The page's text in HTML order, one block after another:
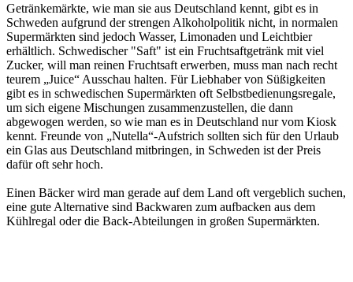
Getränkemärkte, wie man sie aus Deutschland kennt, gibt es in
Schweden aufgrund der strengen Alkoholpolitik nicht, in normalen
Supermärkten sind jedoch Wasser, Limonaden und Leichtbier
erhältlich. Schwedischer "Saft" ist ein Fruchtsaftgetränk mit viel
Zucker, will man reinen Fruchtsaft erwerben, muss man nach recht
teurem „Juice“ Ausschau halten. Für Liebhaber von Süßigkeiten
gibt es in schwedischen Supermärkten oft Selbstbedienungsregale,
um sich eigene Mischungen zusammenzustellen, die dann
abgewogen werden, so wie man es in Deutschland nur vom Kiosk
kennt. Freunde von „Nutella“-Aufstrich sollten sich für den Urlaub
ein Glas aus Deutschland mitbringen, in Schweden ist der Preis
dafür oft sehr hoch.
Einen Bäcker wird man gerade auf dem Land oft vergeblich suchen,
eine gute Alternative sind Backwaren zum aufbacken aus dem
Kühlregal oder die Back-Abteilungen in großen Supermärkten.